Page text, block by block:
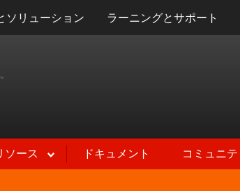
ソリューション ラーニングとサポート
ソース ドキュメント コミュニテ